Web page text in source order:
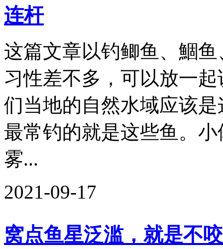
连杆
这篇文章以钓鲫鱼、鯝
习性差不多，可以放一
们当地的自然水域应该
最常钓的就是这些鱼。
雾...
2021-09-17
窝点鱼星泛滥，就是不